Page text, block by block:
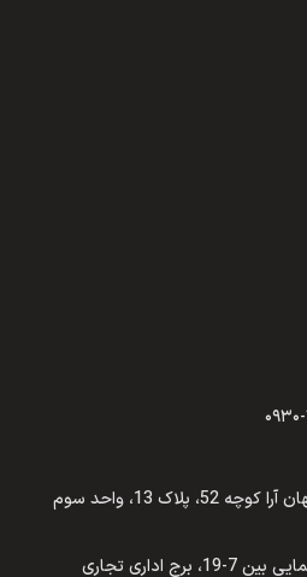
تهران: یوسف‌آباد، خیابان جهان آرا کوچه 52، پلاک 13، واحد سوم
مشهد: احمدآباد خیابان راهنمایی بین 7-19، برج اداری تجاری